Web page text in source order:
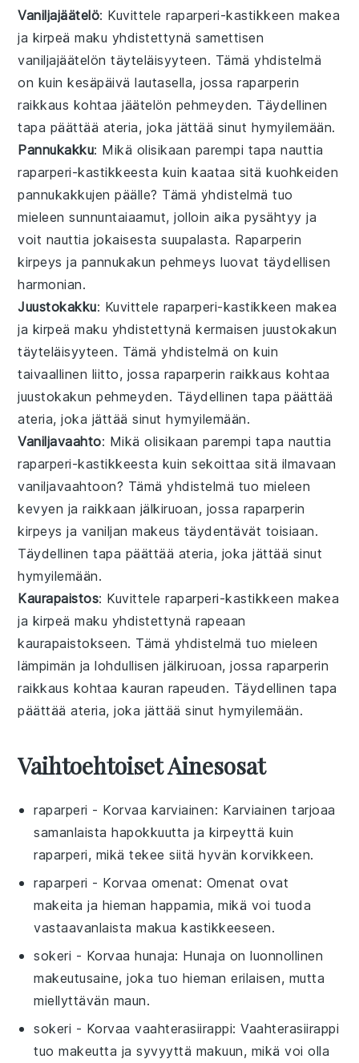
Vaniljajäätelö: Kuvitteleraparperi-kastikkeen makea
ja kirpeä maku yhdistettynä samettisen
vaniljajäätelön täyteläisyyteen. Tämä yhdistelmä
on kuin kesäpäivä lautasella, jossaraparperin
raikkaus kohtaa jäätelön pehmeyden. Täydellinen
tapa päättää ateria, joka jättää sinut hymyilemään.
Pannukakku: Mikä olisikaan parempi tapa nauttia
raparperi-kastikkeesta kuin kaataa sitä kuohkeiden
pannukakkujen päälle? Tämä yhdistelmä tuo
mieleen sunnuntaiaamut, jolloin aika pysähtyy ja
voit nauttia jokaisesta suupalasta. Raparperin
kirpeys ja pannukakun pehmeys luovat täydellisen
harmonian.
Juustokakku: Kuvittele raparperi-kastikkeen makea
ja kirpeä maku yhdistettynä kermaisenjuustokakun
täyteläisyyteen. Tämä yhdistelmä on kuin
taivaallinen liitto, jossa raparperin raikkaus kohtaa
juustokakun pehmeyden. Täydellinen tapa päättää
ateria, joka jättää sinut hymyilemään.
Vaniljavaahto: Mikä olisikaan parempi tapa nauttia
raparperi-kastikkeesta kuin sekoittaa sitä ilmavaan
vaniljavaahtoon? Tämä yhdistelmä tuo mieleen
kevyen ja raikkaan jälkiruoan, jossa raparperin
kirpeys ja vaniljan makeus täydentävät toisiaan.
Täydellinen tapa päättää ateria, joka jättää sinut
hymyilemään.
Kaurapaistos: Kuvitteleraparperi-kastikkeen makea
ja kirpeä maku yhdistettynä rapeaan
kaurapaistokseen. Tämä yhdistelmä tuo mieleen
lämpimän ja lohdullisen jälkiruoan, jossaraparperin
raikkaus kohtaa kauran rapeuden. Täydellinen tapa
päättää ateria, joka jättää sinut hymyilemään.
Vaihtoehtoiset Ainesosat
raparperi - Korvaa karviainen: Karviainen tarjoaa
samanlaista hapokkuutta ja kirpeyttä kuin
raparperi, mikä tekee siitä hyvän korvikkeen.
raparperi - Korvaa omenat: Omenat ovat
makeita ja hieman happamia, mikä voi tuoda
vastaavanlaista makua kastikkeeseen.
sokeri - Korvaahunaja: Hunaja on luonnollinen
makeutusaine, joka tuo hieman erilaisen, mutta
miellyttävän maun.
sokeri - Korvaavaahterasiirappi: Vaahterasiirappi
tuo makeutta ja syvyyttä makuun, mikä voi olla